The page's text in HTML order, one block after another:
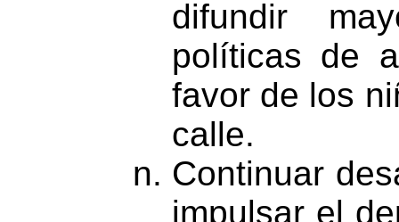
difundir
políticas de
favor de los
calle.
Continuar
impulsar el